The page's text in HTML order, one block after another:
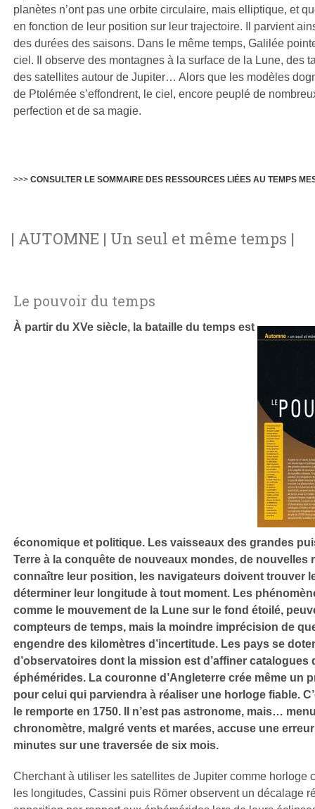
planètes n’ont pas une orbite circulaire, mais elliptique, et
en fonction de leur position sur leur trajectoire. Il parvient
des durées des saisons. Dans le même temps, Galilée
ciel. Il observe des montagnes à la surface de la Lune, des
des satellites autour de Jupiter… Alors que les modèles
de Ptolémée s’effondrent, le ciel, encore peuplé de
perfection et de sa magie.
>>> CONSULTER LE SOMMAIRE DES RESSOURCES LIÉES AU TEMPS
| AUTOMNE | Un seul et même temps |
Le pouvoir du temps
À partir du XVe siècle, la bataille du temps est
économique et politique. Les vaisseaux des grandes
Terre à la conquête de nouveaux mondes, de nouvelles
connaître leur position, les navigateurs doivent trouver
déterminer leur longitude à tout moment. Les
comme le mouvement de la Lune sur le fond étoilé,
compteurs de temps, mais la moindre imprécision de
engendre des kilomètres d’incertitude. Les pays se
d’observatoires dont la mission est d’affiner catalogues
éphémérides. La couronne d’Angleterre crée même un
pour celui qui parviendra à réaliser une horloge fiable.
le remporte en 1750. Il n’est pas astronome, mais…
chronomètre, malgré vents et marées, accuse une
minutes sur une traversée de six mois.
Cherchant à utiliser les satellites de Jupiter comme horloge
les longitudes, Cassini puis Römer observent un décalage